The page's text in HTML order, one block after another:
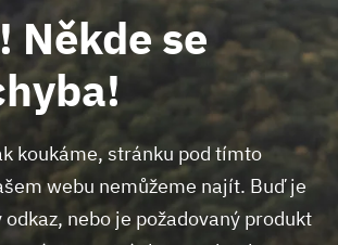
Někde se
koukáme, stránku pod tímto
webu nemůžeme najít. Buď je
odkaz, nebo je požadovaný produkt